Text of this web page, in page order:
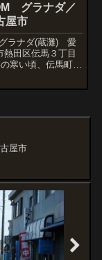
グラナダ／
屋市
ラナダ(蔵灘) 愛
熱田区伝馬３丁目
寒い頃、伝馬町は
すぎて歩き旅はほ
いたが、もうちょ
屋市